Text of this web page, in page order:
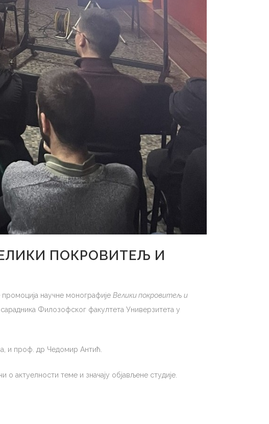
ПОКРОВИТЕЉ И
научне монографије Велики покровитељ и
Филозофског факултета Универзитета у
и проф. др Чедомир Антић.
актуелности теме и значају објављене студије.